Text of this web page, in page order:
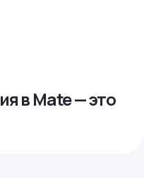
в Mate — это